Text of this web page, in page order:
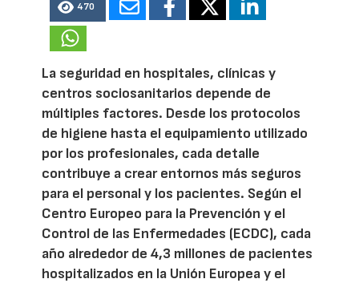
470
La seguridad en hospitales, clínicas y
centros sociosanitarios depende de
múltiples factores. Desde los protocolos
de higiene hasta el equipamiento utilizado
por los profesionales, cada detalle
contribuye a crear entornos más seguros
para el personal y los pacientes. Según el
Centro Europeo para la Prevención y el
Control de las Enfermedades (ECDC), cada
año alrededor de 4,3 millones de pacientes
hospitalizados en la Unión Europea y el